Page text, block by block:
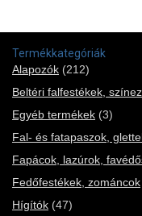
Termékkategóriák
Alapozók (212)
Beltéri falfestékek,
Egyéb termékek (3)
Fal- és fatapaszok,
Fapácok, lazúrok,
Fedőfestékek, zománcok
Hígítók (47)